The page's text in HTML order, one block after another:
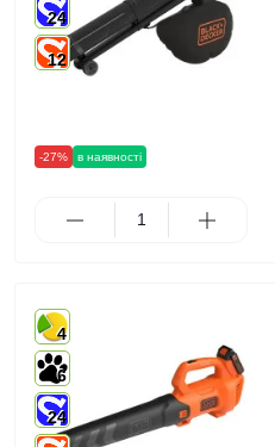
-27% в наявності
24
12
4
6
24